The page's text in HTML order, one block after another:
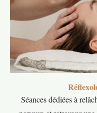
Séances dédiées à